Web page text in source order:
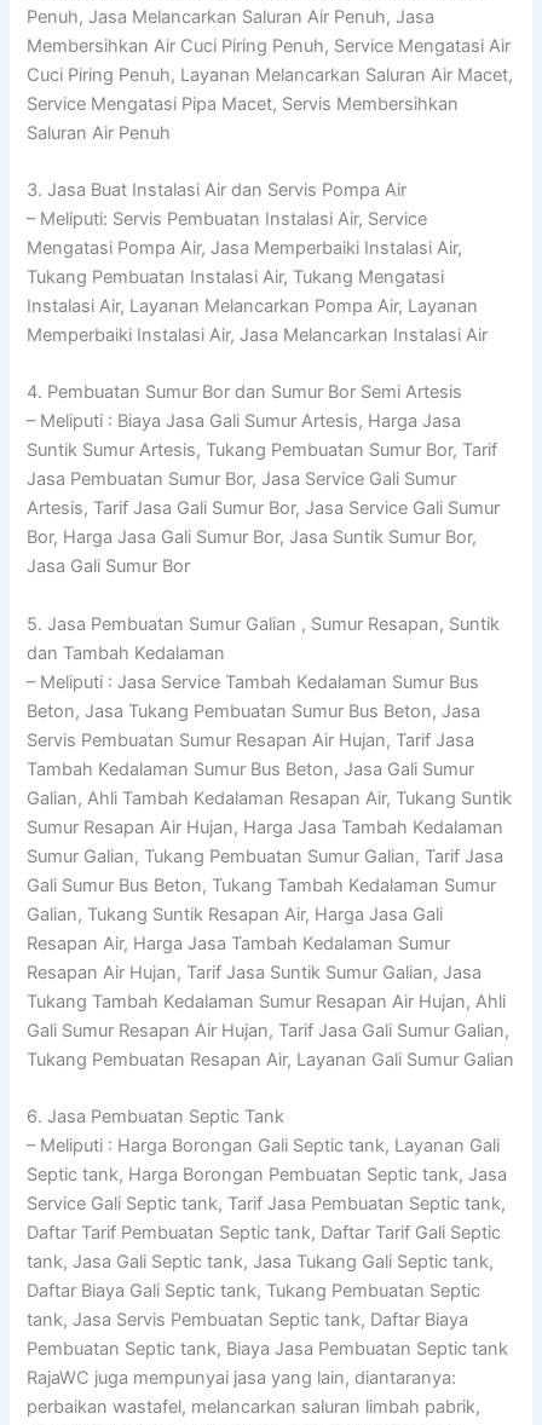
Penuh, Jasa Melancarkan Saluran Air Penuh, Jasa
Membersihkan Air Cuci Piring Penuh, Service Mengatasi Air
Cuci Piring Penuh, Layanan Melancarkan Saluran Air Macet,
Service Mengatasi Pipa Macet, Servis Membersihkan
Saluran Air Penuh
3. Jasa Buat Instalasi Air dan Servis Pompa Air
– Meliputi: Servis Pembuatan Instalasi Air, Service
Mengatasi Pompa Air, Jasa Memperbaiki Instalasi Air,
Tukang Pembuatan Instalasi Air, Tukang Mengatasi
Instalasi Air, Layanan Melancarkan Pompa Air, Layanan
Memperbaiki Instalasi Air, Jasa Melancarkan Instalasi Air
4. Pembuatan Sumur Bor dan Sumur Bor Semi Artesis
– Meliputi : Biaya Jasa Gali Sumur Artesis, Harga Jasa
Suntik Sumur Artesis, Tukang Pembuatan Sumur Bor, Tarif
Jasa Pembuatan Sumur Bor, Jasa Service Gali Sumur
Artesis, Tarif Jasa Gali Sumur Bor, Jasa Service Gali Sumur
Bor, Harga Jasa Gali Sumur Bor, Jasa Suntik Sumur Bor,
Jasa Gali Sumur Bor
5. Jasa Pembuatan Sumur Galian , Sumur Resapan, Suntik
dan Tambah Kedalaman
– Meliputi : Jasa Service Tambah Kedalaman Sumur Bus
Beton, Jasa Tukang Pembuatan Sumur Bus Beton, Jasa
Servis Pembuatan Sumur Resapan Air Hujan, Tarif Jasa
Tambah Kedalaman Sumur Bus Beton, Jasa Gali Sumur
Galian, Ahli Tambah Kedalaman Resapan Air, Tukang Suntik
Sumur Resapan Air Hujan, Harga Jasa Tambah Kedalaman
Sumur Galian, Tukang Pembuatan Sumur Galian, Tarif Jasa
Gali Sumur Bus Beton, Tukang Tambah Kedalaman Sumur
Galian, Tukang Suntik Resapan Air, Harga Jasa Gali
Resapan Air, Harga Jasa Tambah Kedalaman Sumur
Resapan Air Hujan, Tarif Jasa Suntik Sumur Galian, Jasa
Tukang Tambah Kedalaman Sumur Resapan Air Hujan, Ahli
Gali Sumur Resapan Air Hujan, Tarif Jasa Gali Sumur Galian,
Tukang Pembuatan Resapan Air, Layanan Gali Sumur Galian
6. Jasa Pembuatan Septic Tank
– Meliputi : Harga Borongan Gali Septic tank, Layanan Gali
Septic tank, Harga Borongan Pembuatan Septic tank, Jasa
Service Gali Septic tank, Tarif Jasa Pembuatan Septic tank,
Daftar Tarif Pembuatan Septic tank, Daftar Tarif Gali Septic
tank, Jasa Gali Septic tank, Jasa Tukang Gali Septic tank,
Daftar Biaya Gali Septic tank, Tukang Pembuatan Septic
tank, Jasa Servis Pembuatan Septic tank, Daftar Biaya
Pembuatan Septic tank, Biaya Jasa Pembuatan Septic tank
RajaWC juga mempunyai jasa yang lain, diantaranya:
perbaikan wastafel, melancarkan saluran limbah pabrik,